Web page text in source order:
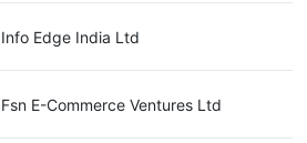
Info Edge India Ltd
Fsn E-Commerce Ventures Ltd